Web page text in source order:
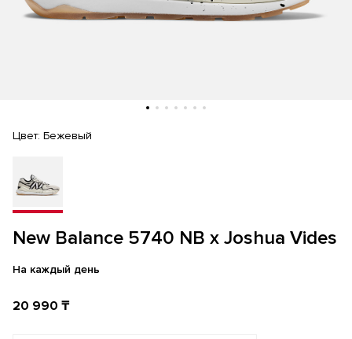
New Balance 5740 NB x Joshua Vides
На каждый день
20 990 ₸
Цвет: Бежевый